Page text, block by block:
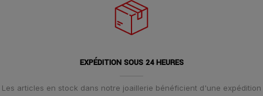
EXPÉDITION SOUS 24 HEURES
Les articles en stock dans notre joaillerie bénéficient d'une expédition